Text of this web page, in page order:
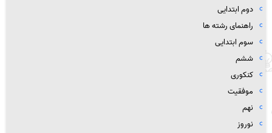
دوم ابتدایی
راهنمای رشته ها
سوم ابتدایی
ششم
کنکوری
موفقیت
نهم
نوروز